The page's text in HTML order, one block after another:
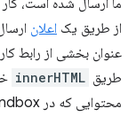
ما ارسال شده است،
از طریق یک اعلان
عنوان بخشی از رابط
طریق innerHTML
محتوایی که در sandbox رندر شده است، اعتماد داریم.